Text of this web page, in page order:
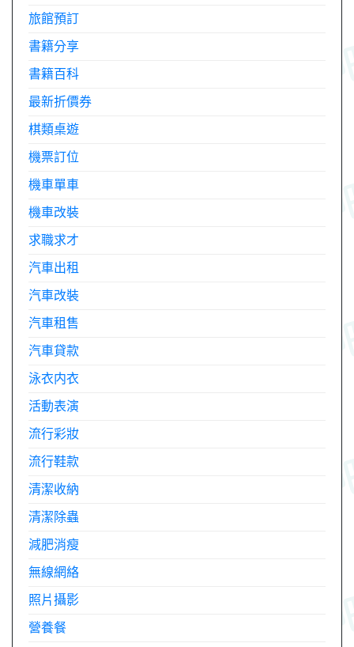
旅館預訂
書籍分享
書籍百科
最新折價券
棋類桌遊
機票訂位
機車單車
機車改裝
求職求才
汽車出租
汽車改裝
汽車租售
汽車貸款
泳衣内衣
活動表演
流行彩妝
流行鞋款
清潔收納
清潔除蟲
減肥消瘦
無線網絡
照片攝影
營養餐